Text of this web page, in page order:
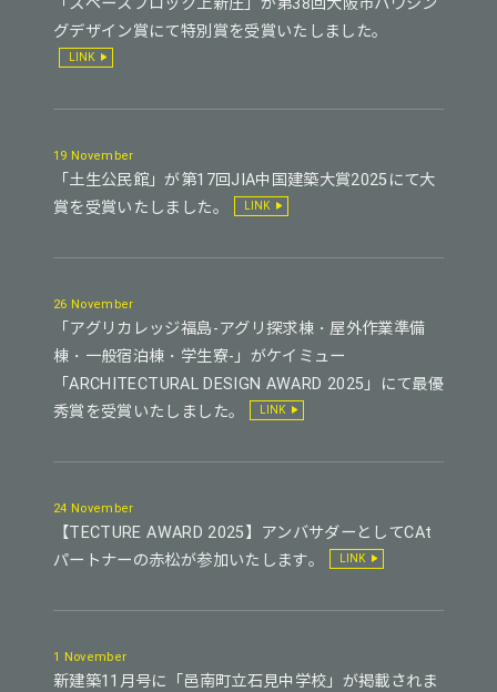
グデザイン賞にて特別賞を受賞いたしました。
LINK
19 November
「土生公民館」が第17回JIA中国建築大賞2025にて大
賞を受賞いたしました。
LINK
26 November
「アグリカレッジ福島-アグリ探求棟・屋外作業準備
棟・一般宿泊棟・学生寮-」がケイミュー
「ARCHITECTURAL DESIGN AWARD 2025」にて最優
秀賞を受賞いたしました。
LINK
24 November
【TECTURE AWARD 2025】アンバサダーとしてCAt
パートナーの赤松が参加いたします。
LINK
1 November
新建築11月号に「邑南町立石見中学校」が掲載されま